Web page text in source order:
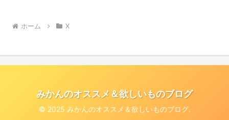
ホーム X
みかんのオススメ＆欲しいものブログ
© 2025 みかんのオススメ＆欲しいものブログ.